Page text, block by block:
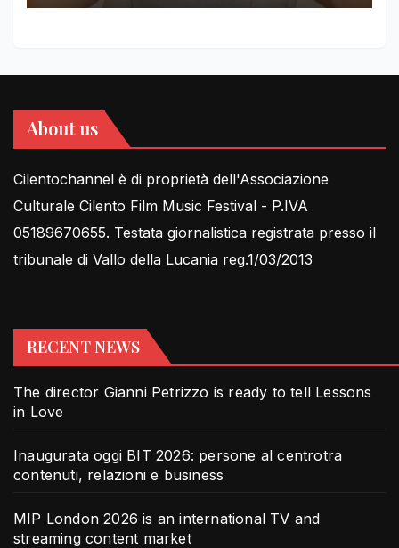
About us
Cilentochannel è di proprietà dell'Associazione
Culturale Cilento Film Music Festival - P.IVA
05189670655. Testata giornalistica registrata presso il
tribunale di Vallo della Lucania reg.1/03/2013
RECENT NEWS
The director Gianni Petrizzo is ready to tell Lessons
in Love
Inaugurata oggi BIT 2026: persone al centrotra
contenuti, relazioni e business
MIP London 2026 is an international TV and
streaming content market